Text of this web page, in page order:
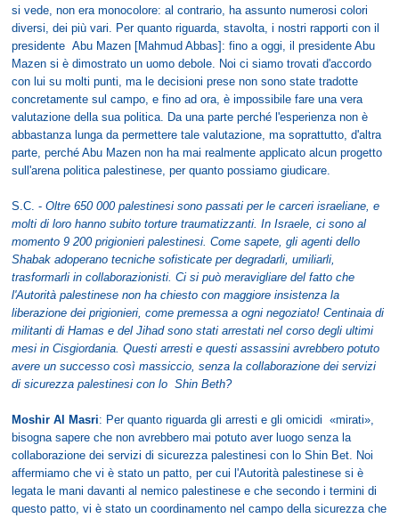
si vede, non era monocolore: al contrario, ha assunto numerosi colori
diversi, dei più vari. Per quanto riguarda, stavolta, i nostri rapporti con il
presidente Abu Mazen [Mahmud Abbas]: fino a oggi, il presidente Abu
Mazen si è dimostrato un uomo debole. Noi ci siamo trovati d'accordo
con lui su molti punti, ma le decisioni prese non sono state tradotte
concretamente sul campo, e fino ad ora, è impossibile fare una vera
valutazione della sua politica. Da una parte perché l'esperienza non è
abbastanza lunga da permettere tale valutazione, ma soprattutto, d'altra
parte, perché Abu Mazen non ha mai realmente applicato alcun progetto
sull'arena politica palestinese, per quanto possiamo giudicare.
S.C. -Oltre 650 000 palestinesi sono passati per le carceri israeliane, e
molti di loro hanno subito torture traumatizzanti. In Israele, ci sono al
momento 9 200 prigionieri palestinesi. Come sapete, gli agenti dello
Shabak adoperano tecniche sofisticate per degradarli, umiliarli,
trasformarli in collaborazionisti. Ci si può meravigliare del fatto che
l'Autorità palestinese non ha chiesto con maggiore insistenza la
liberazione dei prigionieri, come premessa a ogni negoziato! Centinaia di
militanti di Hamas e del Jihad sono stati arrestati nel corso degli ultimi
mesi in Cisgiordania. Questi arresti e questi assassini avrebbero potuto
avere un successo così massiccio, senza la collaborazione dei servizi
di sicurezza palestinesi con lo Shin Beth?
Moshir Al Masri: Per quanto riguarda gli arresti e gli omicidi «mirati»,
bisogna sapere che non avrebbero mai potuto aver luogo senza la
collaborazione dei servizi di sicurezza palestinesi con lo Shin Bet. Noi
affermiamo che vi è stato un patto, per cui l'Autorità palestinese si è
legata le mani davanti al nemico palestinese e che secondo i termini di
questo patto, vi è stato un coordinamento nel campo della sicurezza che